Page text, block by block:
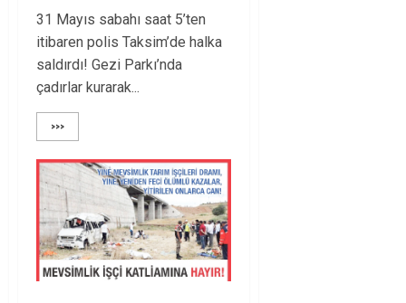
31 Mayıs sabahı saat 5’ten
itibaren polis Taksim’de halka
saldırdı! Gezi Parkı’nda
çadırlar kurarak...
>>>